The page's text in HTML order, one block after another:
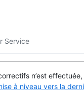
Service
n’est
à niveau vers la